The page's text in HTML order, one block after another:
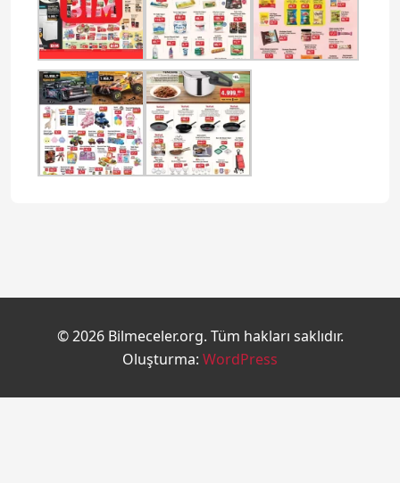
© 2026 Bilmeceler.org. Tüm hakları saklıdır.
Oluşturma: WordPress